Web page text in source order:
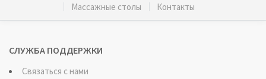
Массажные столы Контакты
СЛУЖБА ПОДДЕРЖКИ
Связаться с нами